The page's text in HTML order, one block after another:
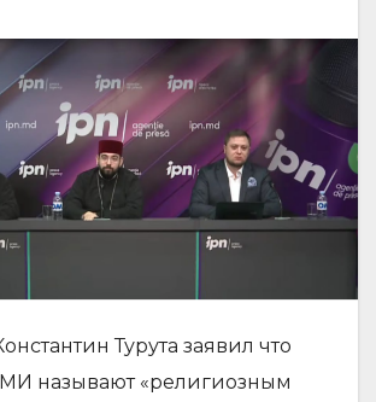
Турута заявил что
называют «религиозным